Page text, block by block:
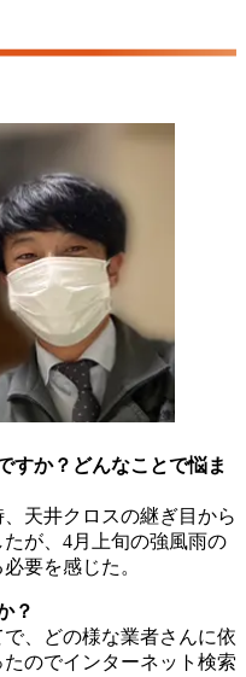
すか？どんなことで悩ま
天井クロスの継ぎ目から
が、4月上旬の強風雨の
要を感じた。
？
、どの様な業者さんに依
のでインターネット検索